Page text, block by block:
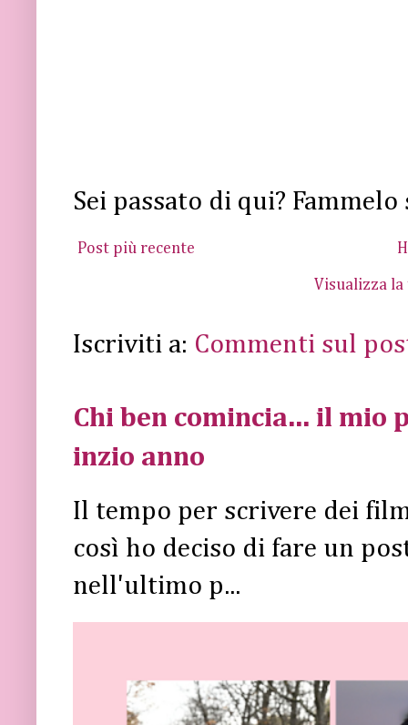
Sei passato di qui?
Post più recente
Visualizza
Iscriviti a: Commenti sul
Chi ben comincia... il
inzio anno
Il tempo per scrivere dei
così ho deciso di fare un
nell'ultimo p...